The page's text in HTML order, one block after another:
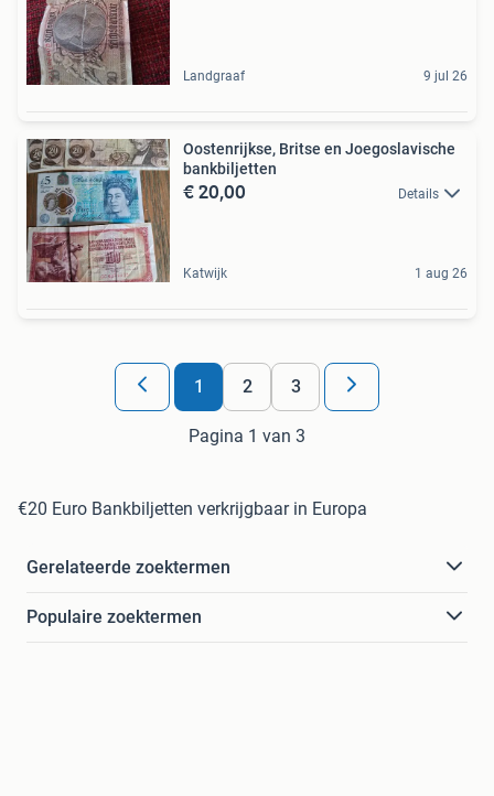
Landgraaf 9 jul 26
Oostenrijkse, Britse en Joegoslavische
bankbiljetten
€ 20,00 Details
Katwijk 1 aug 26
1 2 3
Pagina 1 van 3
€20 Euro Bankbiljetten verkrijgbaar in Europa
Gerelateerde zoektermen
Populaire zoektermen